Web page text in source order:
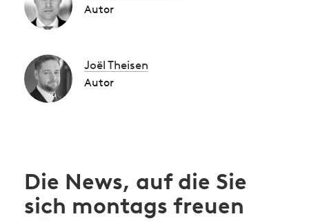
Autor
Joël Theisen
Autor
Die News, auf die Sie
sich montags freuen